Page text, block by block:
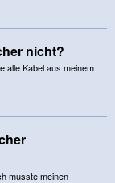
nicht?
alle Kabel aus meinem
musste meinen